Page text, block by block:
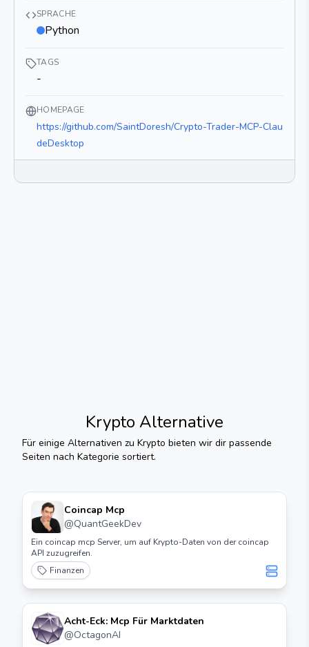
SPRACHE
Python
TAGS
-
HOMEPAGE
https://github.com/SaintDoresh/Crypto-Trader-MCP-Clau
deDesktop
Krypto Alternative
Für einige Alternativen zu Krypto bieten wir dir passende
Seiten nach Kategorie sortiert.
Coincap Mcp
@QuantGeekDev
Ein coincap mcp Server, um auf Krypto-Daten von der coincap
API zuzugreifen.
Finanzen
Acht-Eck: Mcp Für Marktdaten
@OctagonAI